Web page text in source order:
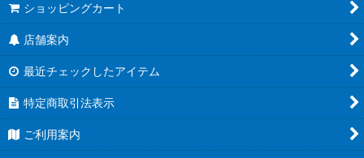
ショッピングカート
店舗案内
最近チェックしたアイテム
特定商取引法表示
ご利用案内